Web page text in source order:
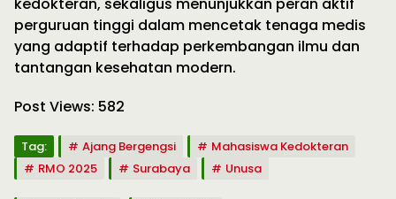
kedokteran, sekaligus menunjukkan peran aktif
perguruan tinggi dalam mencetak tenaga medis
yang adaptif terhadap perkembangan ilmu dan
tantangan kesehatan modern.
Post Views: 582
Tag: Ajang Bergengsi
Mahasiswa Kedokteran
RMO 2025
Surabaya Unusa